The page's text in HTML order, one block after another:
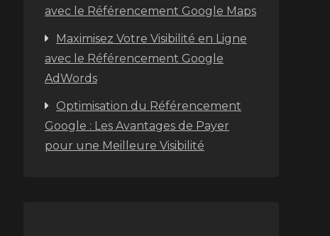
avec le Référencement Google Maps
Maximisez Votre Visibilité en Ligne
avec le Référencement Google
AdWords
Optimisation du Référencement
Google : Les Avantages de Payer
pour une Meilleure Visibilité